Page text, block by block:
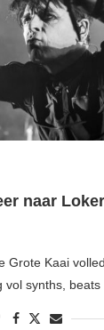
naar
Grote Kaai
vol synths,